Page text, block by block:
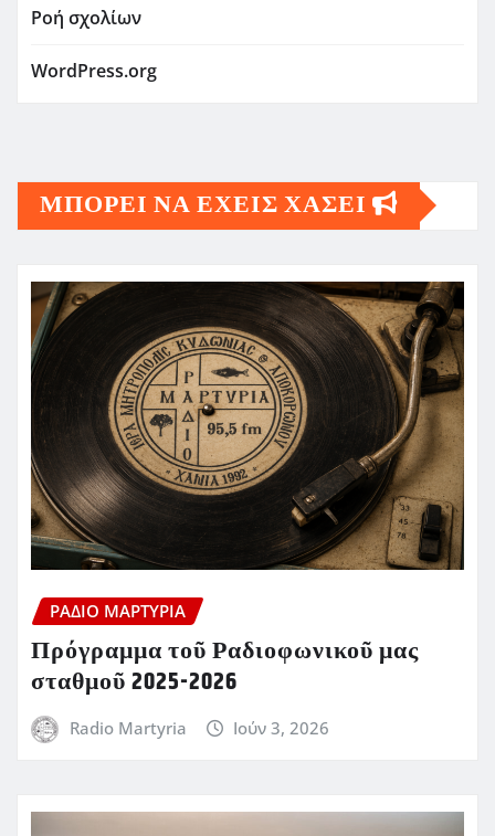
Ροή σχολίων
WordPress.org
ΜΠΟΡΕΙ ΝΑ ΕΧΕΙΣ ΧΑΣΕΙ
ΡΆΔΙΟ ΜΑΡΤΥΡΊΑ
Πρόγραμμα τοῦ Ραδιοφωνικοῦ μας
σταθμοῦ 2025-2026
Radio Martyria Ιούν 3, 2026